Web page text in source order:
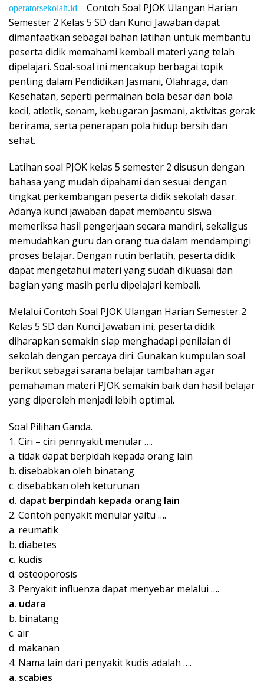
operatorsekolah.id – Contoh Soal PJOK Ulangan Harian
Semester 2 Kelas 5 SD dan Kunci Jawaban dapat
dimanfaatkan sebagai bahan latihan untuk membantu
peserta didik memahami kembali materi yang telah
dipelajari. Soal-soal ini mencakup berbagai topik
penting dalam Pendidikan Jasmani, Olahraga, dan
Kesehatan, seperti permainan bola besar dan bola
kecil, atletik, senam, kebugaran jasmani, aktivitas gerak
berirama, serta penerapan pola hidup bersih dan
sehat.
Latihan soal PJOK kelas 5 semester 2 disusun dengan
bahasa yang mudah dipahami dan sesuai dengan
tingkat perkembangan peserta didik sekolah dasar.
Adanya kunci jawaban dapat membantu siswa
memeriksa hasil pengerjaan secara mandiri, sekaligus
memudahkan guru dan orang tua dalam mendampingi
proses belajar. Dengan rutin berlatih, peserta didik
dapat mengetahui materi yang sudah dikuasai dan
bagian yang masih perlu dipelajari kembali.
Melalui Contoh Soal PJOK Ulangan Harian Semester 2
Kelas 5 SD dan Kunci Jawaban ini, peserta didik
diharapkan semakin siap menghadapi penilaian di
sekolah dengan percaya diri. Gunakan kumpulan soal
berikut sebagai sarana belajar tambahan agar
pemahaman materi PJOK semakin baik dan hasil belajar
yang diperoleh menjadi lebih optimal.
Soal Pilihan Ganda.
1. Ciri – ciri pennyakit menular ….
a. tidak dapat berpidah kepada orang lain
b. disebabkan oleh binatang
c. disebabkan oleh keturunan
d. dapat berpindah kepada orang lain
2. Contoh penyakit menular yaitu ….
a. reumatik
b. diabetes
c. kudis
d. osteoporosis
3. Penyakit influenza dapat menyebar melalui ….
a. udara
b. binatang
c. air
d. makanan
4. Nama lain dari penyakit kudis adalah ….
a. scabies